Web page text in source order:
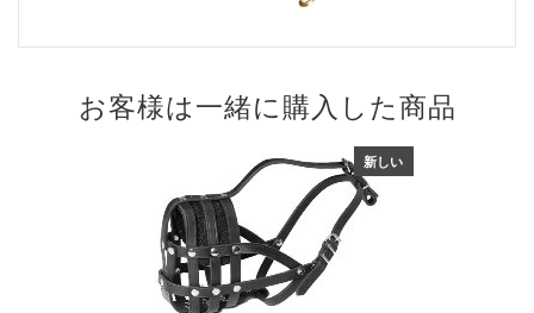
お客様は一緒に購入した商品
新しい